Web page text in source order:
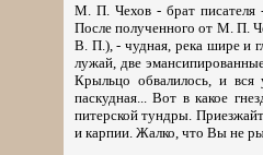
М. П. Чехов - брат писателя
После полученного от М. П.
В. П.), - чудная, река шире и
лужай, две
Крыльцо обвалилось, и вся
паскудная... Вот в какое
питерской тундры.
и карпии. Жалко, что Вы не